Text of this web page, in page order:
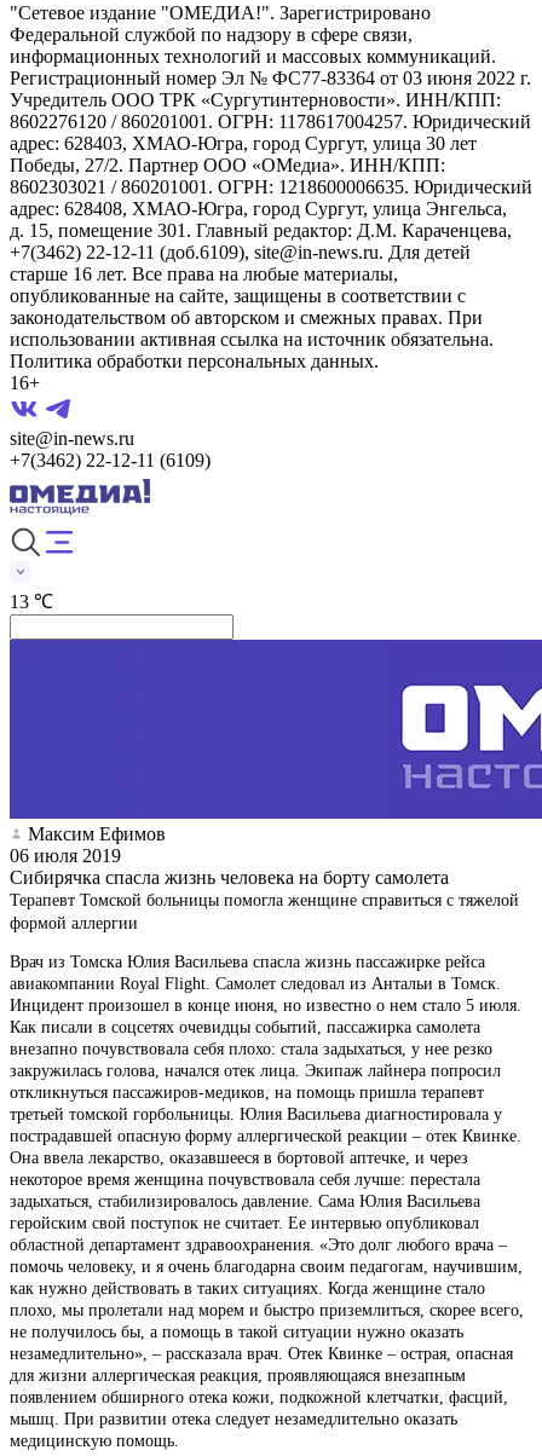
"Сетевое издание "ОМЕДИА!". Зарегистрировано
Федеральной службой по надзору в сфере связи,
информационных технологий и массовых коммуникаций.
Регистрационный номер Эл № ФС77-83364 от 03 июня 2022 г.
Учредитель ООО ТРК «Сургутинтерновости». ИНН/КПП:
8602276120 / 860201001. ОГРН: 1178617004257. Юридический
адрес: 628403, ХМАО-Югра, город Сургут, улица 30 лет
Победы, 27/2. Партнер ООО «ОМедиа». ИНН/КПП:
8602303021 / 860201001. ОГРН: 1218600006635. Юридический
адрес: 628408, ХМАО-Югра, город Сургут, улица Энгельса,
д. 15, помещение 301. Главный редактор: Д.М. Караченцева,
+7(3462) 22-12-11 (доб.6109), site@in-news.ru. Для детей
старше 16 лет. Все права на любые материалы,
опубликованные на сайте, защищены в соответствии с
законодательством об авторском и смежных правах. При
использовании активная ссылка на источник обязательна.
Политика обработки персональных данных.
16+
site@in-news.ru
+7(3462) 22-12-11 (6109)
13 ℃
Максим Ефимов
06 июля 2019
Сибирячка спасла жизнь человека на борту самолета
Терапевт Томской больницы помогла женщине справиться с тяжелой
формой аллергии
Врач из Томска Юлия Васильева спасла жизнь пассажирке рейса
авиакомпании Royal Flight. Самолет следовал из Антальи в Томск.
Инцидент произошел в конце июня, но известно о нем стало 5 июля.
Как писали в соцсетях очевидцы событий, пассажирка самолета
внезапно почувствовала себя плохо: стала задыхаться, у нее резко
закружилась голова, начался отек лица. Экипаж лайнера попросил
откликнуться пассажиров-медиков, на помощь пришла терапевт
третьей томской горбольницы. Юлия Васильева диагностировала у
пострадавшей опасную форму аллергической реакции – отек Квинке.
Она ввела лекарство, оказавшееся в бортовой аптечке, и через
некоторое время женщина почувствовала себя лучше: перестала
задыхаться, стабилизировалось давление. Сама Юлия Васильева
геройским свой поступок не считает. Ее интервью опубликовал
областной департамент здравоохранения. «Это долг любого врача –
помочь человеку, и я очень благодарна своим педагогам, научившим,
как нужно действовать в таких ситуациях. Когда женщине стало
плохо, мы пролетали над морем и быстро приземлиться, скорее всего,
не получилось бы, а помощь в такой ситуации нужно оказать
незамедлительно», – рассказала врач. Отек Квинке – острая, опасная
для жизни аллергическая реакция, проявляющаяся внезапным
появлением обширного отека кожи, подкожной клетчатки, фасций,
мышц. При развитии отека следует незамедлительно оказать
медицинскую помощь.